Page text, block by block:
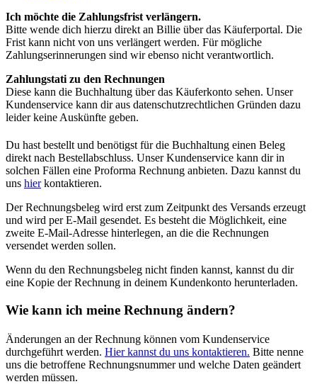
Ich möchte die Zahlungsfrist verlängern.
Bitte wende dich hierzu direkt an Billie über das Käuferportal. Die
Frist kann nicht von uns verlängert werden. Für mögliche
Zahlungserinnerungen sind wir ebenso nicht verantwortlich.
Zahlungstati zu den Rechnungen
Diese kann die Buchhaltung über das Käuferkonto sehen. Unser
Kundenservice kann dir aus datenschutzrechtlichen Gründen dazu
leider keine Auskünfte geben.
Du hast bestellt und benötigst für die Buchhaltung einen Beleg
direkt nach Bestellabschluss. Unser Kundenservice kann dir in
solchen Fällen eine Proforma Rechnung anbieten. Dazu kannst du
uns hierkontaktieren.
Der Rechnungsbeleg wird erst zum Zeitpunkt des Versands erzeugt
und wird per E-Mail gesendet. Es besteht die Möglichkeit, eine
zweite E-Mail-Adresse hinterlegen, an die die Rechnungen
versendet werden sollen.
Wenn du den Rechnungsbeleg nicht finden kannst, kannst du dir
eine Kopie der Rechnung in deinem Kundenkonto herunterladen.
Wie kann ich meine Rechnung ändern?
Änderungen an der Rechnung können vom Kundenservice
durchgeführt werden. Hier kannst du uns kontaktieren. Bitte nenne
uns die betroffene Rechnungsnummer und welche Daten geändert
werden müssen.